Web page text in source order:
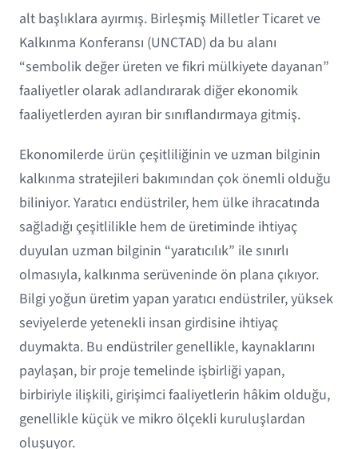
alt başlıklara ayırmış. Birleşmiş Milletler Ticaret ve
Kalkınma Konferansı (UNCTAD) da bu alanı
“sembolik değer üreten ve fikri mülkiyete dayanan”
faaliyetler olarak adlandırarak diğer ekonomik
faaliyetlerden ayıran bir sınıflandırmaya gitmiş.
Ekonomilerde ürün çeşitliliğinin ve uzman bilginin
kalkınma stratejileri bakımından çok önemli olduğu
biliniyor. Yaratıcı endüstriler, hem ülke ihracatında
sağladığı çeşitlilikle hem de üretiminde ihtiyaç
duyulan uzman bilginin “yaratıcılık” ile sınırlı
olmasıyla, kalkınma serüveninde ön plana çıkıyor.
Bilgi yoğun üretim yapan yaratıcı endüstriler, yüksek
seviyelerde yetenekli insan girdisine ihtiyaç
duymakta. Bu endüstriler genellikle, kaynaklarını
paylaşan, bir proje temelinde işbirliği yapan,
birbiriyle ilişkili, girişimci faaliyetlerin hâkim olduğu,
genellikle küçük ve mikro ölçekli kuruluşlardan
oluşuyor.